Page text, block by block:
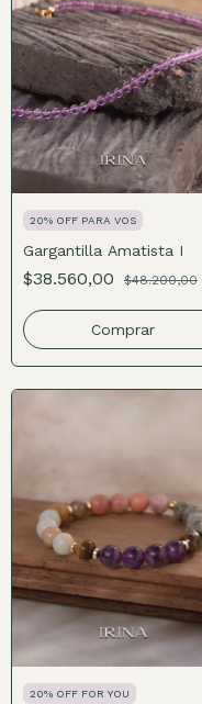
20% OFF PARA VOS
Gargantilla Amatista I
$38.560,00 $48.200,00
Comprar
20% OFF FOR YOU